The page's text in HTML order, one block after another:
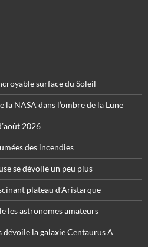
surface du Soleil
la NASA dans l’ombre de la Lune
2026
des incendies
se dévoile un peu plus
plateau d’Aristarque
les astronomes amateurs
dévoile la galaxie Centaurus A